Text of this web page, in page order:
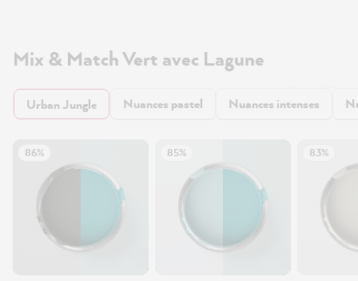
Mix & Match Vert avec Lagune
Urban Jungle Nuances pastel Nuances intenses
86% 85% 83%